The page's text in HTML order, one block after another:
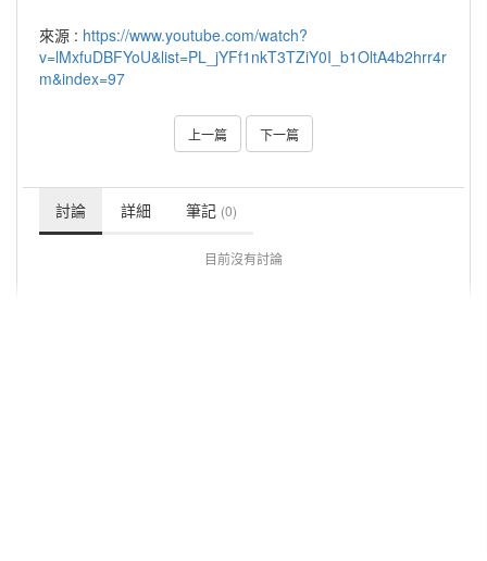
來源 : https://www.youtube.com/watch?
v=lMxfuDBFYoU&list=PL_jYFf1nkT3TZiY0I_b1OltA4b2hrr4r
m&index=97
上一篇 下一篇
討論 詳細 筆記 (0)
目前沒有討論